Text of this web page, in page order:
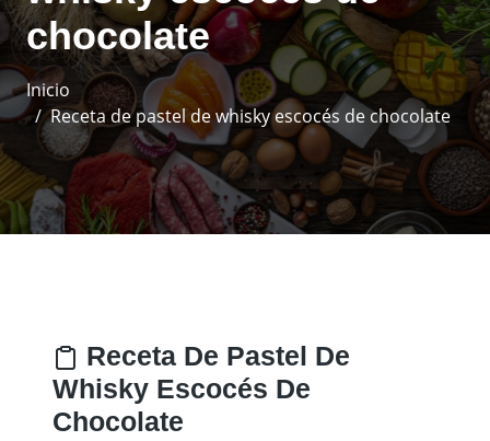
chocolate
Inicio
Receta de pastel de whisky escocés de chocolate
Receta De Pastel De
Whisky Escocés De
Chocolate